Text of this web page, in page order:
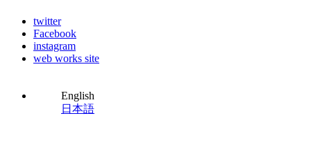
twitter
Facebook
instagram
web works site
English
日本語